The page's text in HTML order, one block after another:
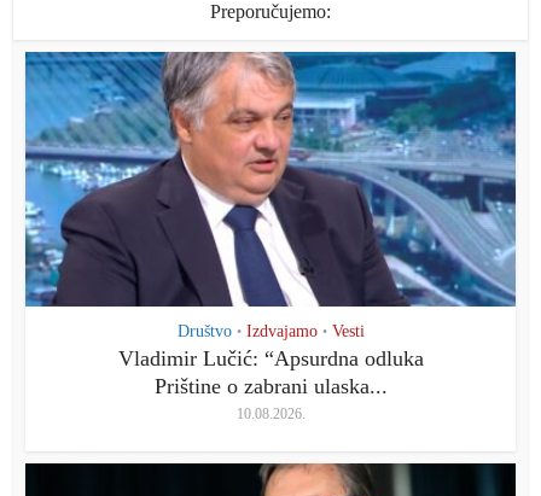
Preporučujemo:
Društvo • Izdvajamo • Vesti
Vladimir Lučić: “Apsurdna odluka
Prištine o zabrani ulaska...
10.08.2026.